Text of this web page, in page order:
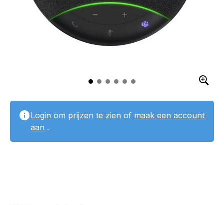
Login om prijzen te zien of maak een account
aan .